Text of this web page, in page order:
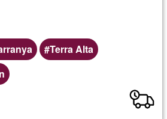
Terra Alta